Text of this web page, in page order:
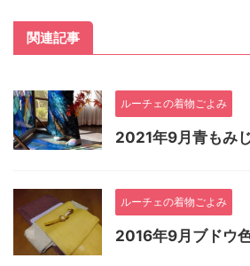
関連記事
ルーチェの着物ごよみ
2021年9月青もみ
ルーチェの着物ごよみ
2016年9月ブドウ